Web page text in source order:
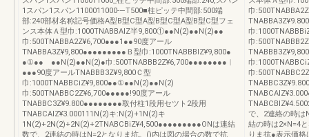
1スパン1スパン1100011000-―T500■柱ピッテ中間部:500端
部:240部材名称記号価格A型B型C型A型B型C型A型B型C型フェ
ンス本体Ａ型巾:1000TNABBAlZ半9,800①●●N(2)●●N(2)●●
巾:500TNABBA2Z¥6,700●●●1●●90度アール
TNABBA3Z¥9,800●●●●●●●●●Ｂ型巾:1000TNABBBIZ¥9,800●
●①●● ●●N(2)●●N(2)●巾:500TNABBB2Z¥6,700●●●●●●●●︱
●●●90度アールTNABBB3Z¥9,800Ｃ型
巾:1000TNABBCiZ¥9,800●●①●●N(2)●●N(2)
巾:500TNABBC2Z¥6,700●●●●●!90度アール
TNABBC3Z¥9.800●●●●●●●●取付柱1段用セツト2段用
TNABCAlZ¥3.000111N(2)キ:N(2)+1N(2)キ
1N(2)+2N(2)+2N(2)+2TNABCBiZ¥4,500●●●●●●●●●ONは連結
数で、2連結の時はN=2となりま坑。()内は図の場合の数で抗
巾
巾
巾
巾
巾
で、2連絡の時は
結の時は2×N=4
りま抗●表示価